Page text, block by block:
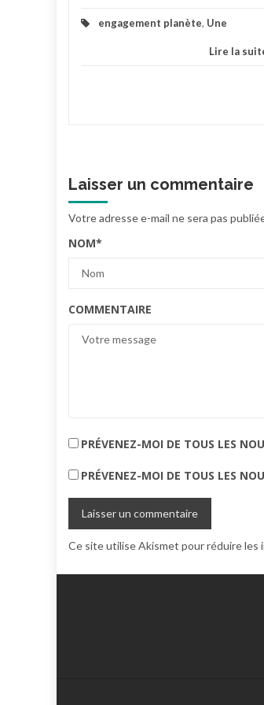
engagement planète, Une
Lire la
Laisser un commentaire
Votre adresse e-mail ne sera pas
NOM*
COMMENTAIRE
PRÉVENEZ-MOI DE TOUS LES
PRÉVENEZ-MOI DE TOUS LES
Ce site utilise Akismet pour réduire les